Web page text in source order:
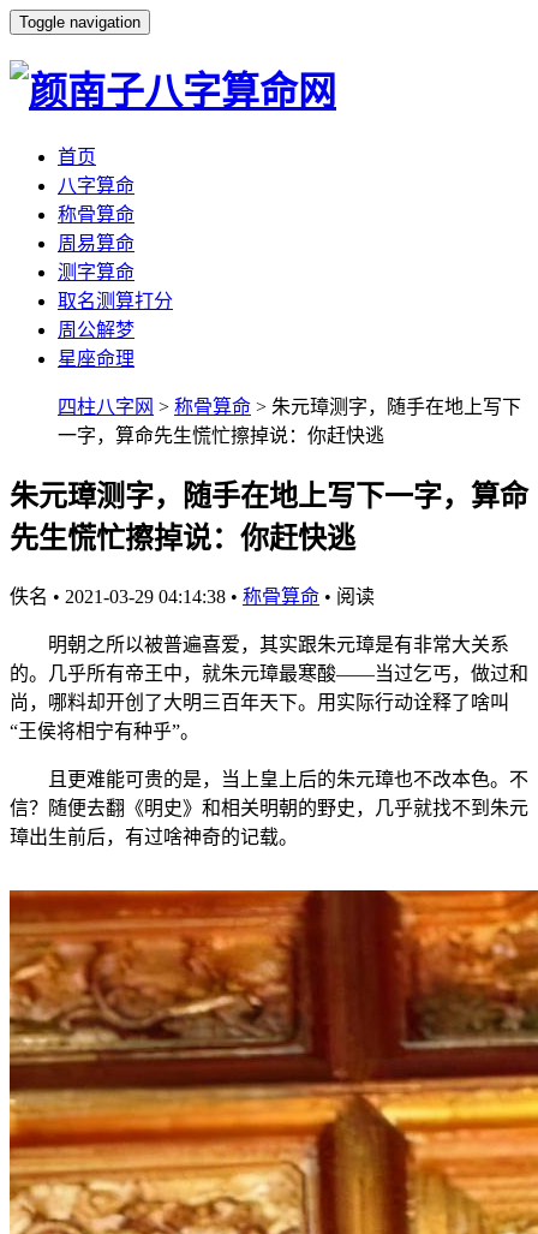
Toggle navigation
首页
八字算命
称骨算命
周易算命
测字算命
取名测算打分
周公解梦
星座命理
四柱八字网 > 称骨算命 > 朱元璋测字，随手在地上写下
一字，算命先生慌忙擦掉说：你赶快逃
朱元璋测字，随手在地上写下一字，算命
先生慌忙擦掉说：你赶快逃
佚名 • 2021-03-29 04:14:38 • 称骨算命 • 阅读
明朝之所以被普遍喜爱，其实跟朱元璋是有非常大关系
的。几乎所有帝王中，就朱元璋最寒酸——当过乞丐，做过和
尚，哪料却开创了大明三百年天下。用实际行动诠释了啥叫
“王侯将相宁有种乎”。
且更难能可贵的是，当上皇上后的朱元璋也不改本色。不
信？随便去翻《明史》和相关明朝的野史，几乎就找不到朱元
璋出生前后，有过啥神奇的记载。